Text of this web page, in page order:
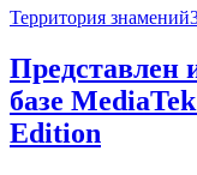
Территория знамений
Представлен
базе
Edition